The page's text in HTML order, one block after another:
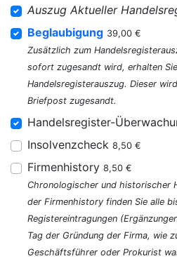
Auszug Aktueller
Beglaubigung 39,00 €
Zusätzlich zum
sofort zugesandt wird, erhalten
Handelsregisterauszug. Dieser
Briefpost zugesandt.
Handelsregister-
Insolvenzcheck 8,50 €
Firmenhistory 8,50 €
Chronologischer und historischer
der Firmenhistory finden Sie alle
Registereintragungen
Tag der Gründung der Firma, wie
Geschäftsführer oder Prokurist